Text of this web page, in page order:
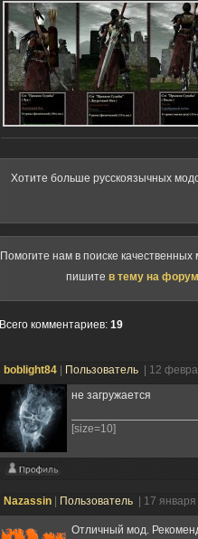
Хотите больше русскоязычных
Помогите нам в поиске
пишите в тему на
Всего комментариев: 19
boblight84 Пользователь | 12
не загружается
[size=10]
Nazassin Пользователь | 17
Отличный мод.